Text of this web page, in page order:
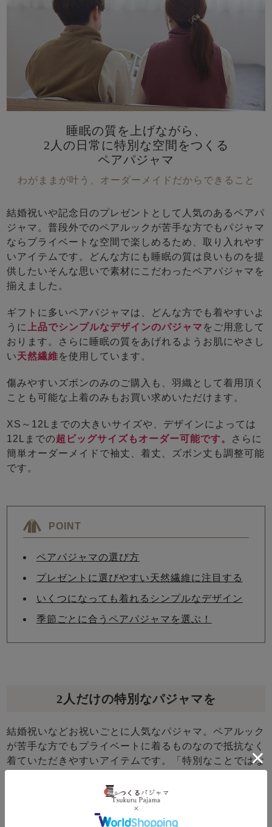
睡眠の質を上げながら、
2人の日常に特別な空間をつくる
ペアパジャマ
わがままが叶う、オーダーメイドだからできること
結婚祝いや記念日のプレゼントとして人気のあるペアパ
ジャマ。普段外でのペアルックが苦手な方でもパジャマ
ならプライベートな空間で楽しめるため、取り入れやす
いアイテムです。どんな方にも睡眠の質は良いものを提
供したいそんな思いで素材にこだわったペアパジャマを
揃えました。
ギフトに多いペアパジャマは、どんな方でも着やすいよ
うに
上品でシンプルなデザインのパジャマ をご用意して
おります。さらに睡眠の質をあげれるようお肌にやさし
い天然繊維を使用しています。
傷みやすいズボンのみのご購入も、羽織として着用頂く
ことも可能な上着のみもお買い求めいただけます。
XS～12Lまでの大きいサイズや、デザインによっては
12Lまでの超ビッグサイズもオーダー可能です。
さらに
簡単オーダーメイドで袖丈、着丈、ズボン丈も調整可能
です。
POINT
ペアパジャマの選び方
プレゼントに選びやすい天然繊維に注目する
いくつになっても着れるシンプルなデザイン
季節ごとに合うペアパジャマを選ぶ！
2人だけの特別なパジャマを
結婚祝いなどお祝いごとに人気なパジャマ。ペアルック
が苦手な方でもプライベートに着るものなので抵抗なく
着ていただきやすいアイテムです。「特別なことではな
いができるパジャマをご用意しております。